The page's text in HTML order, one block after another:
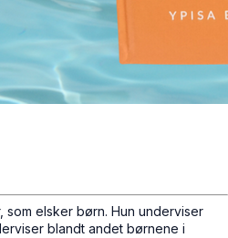
som elsker børn. Hun underviser
blandt andet børnene i